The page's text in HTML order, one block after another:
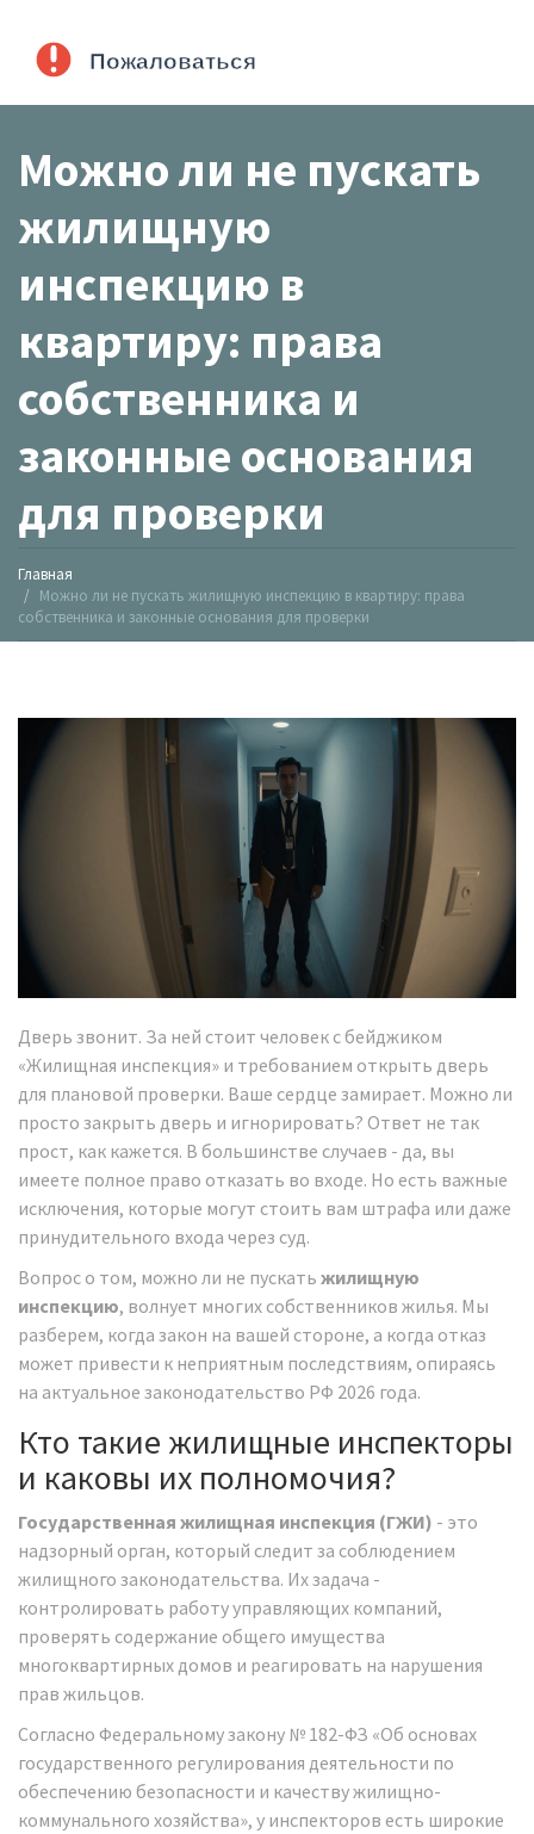
Можно ли не пускать
жилищную
инспекцию в
квартиру: права
собственника и
законные основания
для проверки
Главная
Можно ли не пускать жилищную инспекцию в квартиру: права
собственника и законные основания для проверки
Дверь звонит. За ней стоит человек с бейджиком
«Жилищная инспекция» и требованием открыть дверь
для плановой проверки. Ваше сердце замирает. Можно ли
просто закрыть дверь и игнорировать? Ответ не так
прост, как кажется. В большинстве случаев - да, вы
имеете полное право отказать во входе. Но есть важные
исключения, которые могут стоить вам штрафа или даже
принудительного входа через суд.
Вопрос о том, можно ли не пускать жилищную
инспекцию, волнует многих собственников жилья. Мы
разберем, когда закон на вашей стороне, а когда отказ
может привести к неприятным последствиям, опираясь
на актуальное законодательство РФ 2026 года.
Кто такие жилищные инспекторы
и каковы их полномочия?
Государственная жилищная инспекция (ГЖИ) - это
надзорный орган, который следит за соблюдением
жилищного законодательства. Их задача -
контролировать работу управляющих компаний,
проверять содержание общего имущества
многоквартирных домов и реагировать на нарушения
прав жильцов.
Согласно Федеральному закону № 182-ФЗ «Об основах
государственного регулирования деятельности по
обеспечению безопасности и качеству жилищно-
коммунального хозяйства», у инспекторов есть широкие